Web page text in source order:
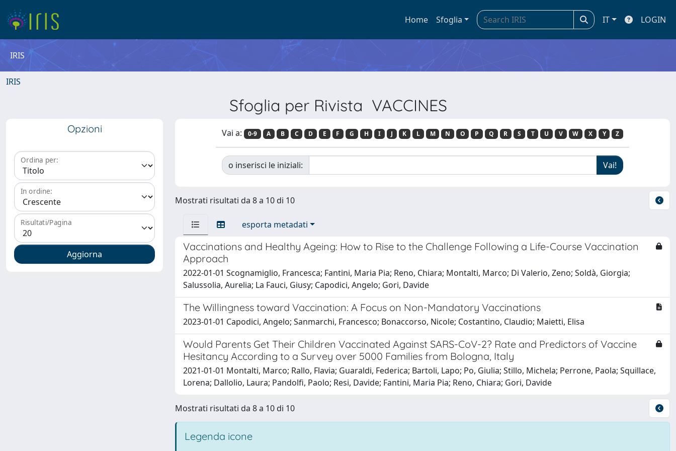
Home Sfoglia IT LOGIN
IRIS
IRIS
Sfoglia per Rivista VACCINES
Opzioni
Ordina per:
In ordine:
Risultati/Pagina
Vai a: 0-9 A B C D E F G H I J K L M N O P Q R S T U V W X Y Z
o inserisci le iniziali:
Mostrati risultati da 8 a 10 di 10
esporta metadati
Vaccinations and Healthy Ageing: How to Rise to the Challenge Following a Life-Course Vaccination
Approach
2022-01-01 Scognamiglio, Francesca; Fantini, Maria Pia; Reno, Chiara; Montalti, Marco; Di Valerio, Zeno; Soldà, Giorgia;
Salussolia, Aurelia; La Fauci, Giusy; Capodici, Angelo; Gori, Davide
The Willingness toward Vaccination: A Focus on Non-Mandatory Vaccinations
2023-01-01 Capodici, Angelo; Sanmarchi, Francesco; Bonaccorso, Nicole; Costantino, Claudio; Maietti, Elisa
Would Parents Get Their Children Vaccinated Against SARS-CoV-2? Rate and Predictors of Vaccine
Hesitancy According to a Survey over 5000 Families from Bologna, Italy
2021-01-01 Montalti, Marco; Rallo, Flavia; Guaraldi, Federica; Bartoli, Lapo; Po, Giulia; Stillo, Michela; Perrone, Paola; Squillace,
Lorena; Dallolio, Laura; Pandolfi, Paolo; Resi, Davide; Fantini, Maria Pia; Reno, Chiara; Gori, Davide
Mostrati risultati da 8 a 10 di 10
Legenda icone